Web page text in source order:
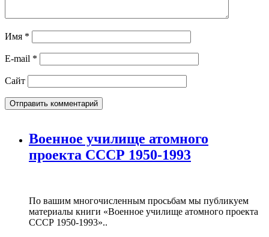
Имя *
E-mail *
Сайт
Военное училище атомного
проекта СССР 1950-1993
По вашим многочисленным просьбам мы публикуем
материалы книги «Военное училище атомного проекта
СССР 1950-1993»..